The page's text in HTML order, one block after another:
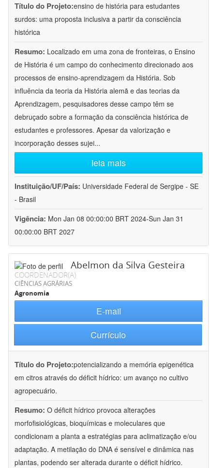
Título do Projeto:ensino de história para estudantes
surdos: uma proposta inclusiva a partir da consciência
histórica
Resumo: Localizado em uma zona de fronteiras, o Ensino
de História é um campo do conhecimento direcionado aos
processos de ensino-aprendizagem da História. Sob
influência da teoria da História alemã e das teorias da
Aprendizagem, pesquisadores desse campo têm se
debruçado sobre a formação da consciência histórica de
estudantes e professores. Apesar da valorização e
incorporação desses sujei...
leia mais
Instituição/UF/País: Universidade Federal de Sergipe - SE
- Brasil
Vigência: Mon Jan 08 00:00:00 BRT 2024-Sun Jan 31
00:00:00 BRT 2027
Abelmon da Silva Gesteira
COORDENADOR(A)
CIÊNCIAS AGRÁRIAS
Agronomia
E-mail
Currículo
Título do Projeto:potencializando a memória epigenética
em citros através do déficit hídrico: um avanço no cultivo
agropecuário.
Resumo: O déficit hídrico provoca alterações
morfofisiológicas, bioquímicas e moleculares que
condicionam a planta a estratégias para aclimatização e/ou
adaptação. A metilação do DNA é sensível e dinâmica nas
plantas, podendo ser alterada durante o déficit hídrico.